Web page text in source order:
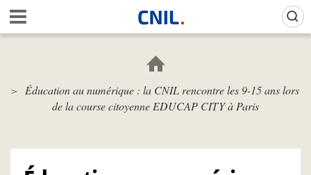
Aller
au
contenu
c
i
l
N
Éducation au numérique : la CNIL rencontre les 9-15 ans lors
de la course citoyenne EDUCAP CITY à Paris
Gestion de vos préférences sur les cookies (témoins de connexion)